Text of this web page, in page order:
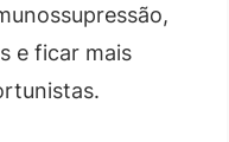
e ficar mais